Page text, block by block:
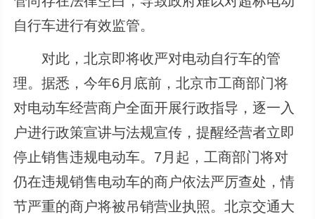
自行车进行有效监管。
对此，北京即将收严对电动自行车的管
理。据悉，今年6月底前，北京市工商部门将
对电动车经营商户全面开展行政指导，逐一入
户进行政策宣讲与法规宣传，提醒经营者立即
停止销售违规电动车。7月起，工商部门将对
仍在违规销售电动车的商户依法严厉查处，情
节严重的商户将被吊销营业执照。北京交通大